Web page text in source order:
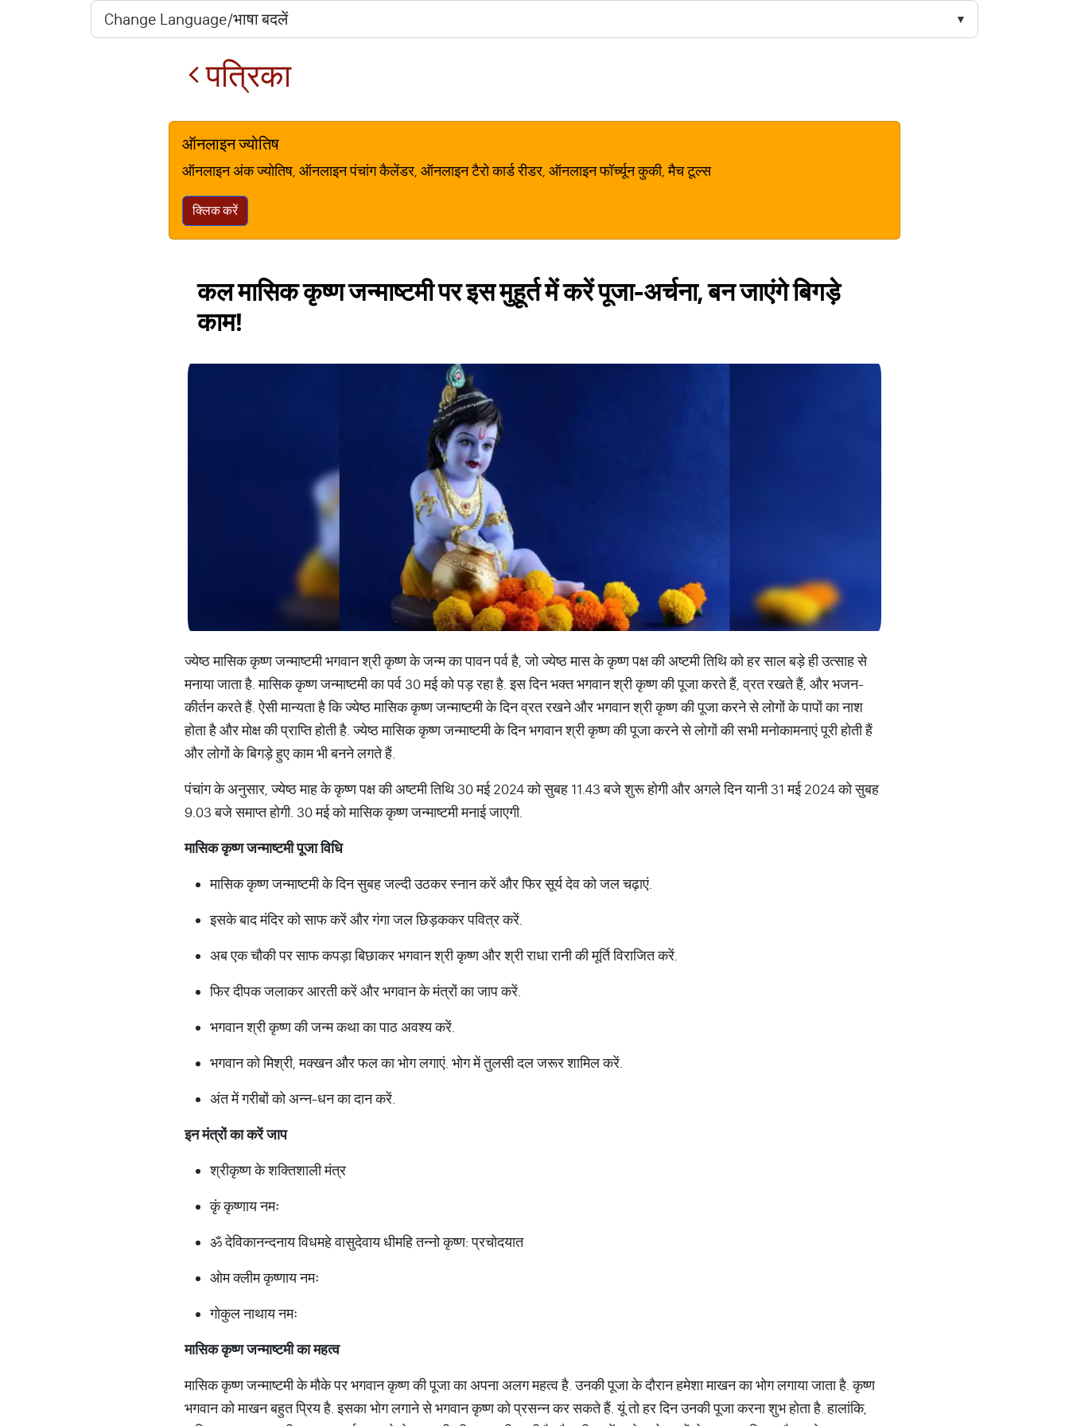
पत्रिका
ऑनलाइन ज्योतिष
ऑनलाइन अंक ज्योतिष, ऑनलाइन पंचांग कैलेंडर, ऑनलाइन टैरो कार्ड रीडर, ऑनलाइन फॉर्च्यून कुकी, मैच टूल्स
क्लिक करें
कल मासिक कृष्ण जन्माष्टमी पर इस मुहूर्त में करें पूजा-अर्चना, बन जाएंगे बिगड़े
काम!
ज्येष्ठ मासिक कृष्ण जन्माष्टमी भगवान श्री कृष्ण के जन्म का पावन पर्व है, जो ज्येष्ठ मास के कृष्ण पक्ष की अष्टमी तिथि को हर साल बड़े ही उत्साह से
मनाया जाता है. मासिक कृष्ण जन्माष्टमी का पर्व 30 मई को पड़ रहा है. इस दिन भक्त भगवान श्री कृष्ण की पूजा करते हैं, व्रत रखते हैं, और भजन-
कीर्तन करते हैं. ऐसी मान्यता है कि ज्येष्ठ मासिक कृष्ण जन्माष्टमी के दिन व्रत रखने और भगवान श्री कृष्ण की पूजा करने से लोगों के पापों का नाश
होता है और मोक्ष की प्राप्ति होती है. ज्येष्ठ मासिक कृष्ण जन्माष्टमी के दिन भगवान श्री कृष्ण की पूजा करने से लोगों की सभी मनोकामनाएं पूरी होती हैं
और लोगों के बिगड़े हुए काम भी बनने लगते हैं.
पंचांग के अनुसार, ज्येष्ठ माह के कृष्ण पक्ष की अष्टमी तिथि 30 मई 2024 को सुबह 11.43 बजे शुरू होगी और अगले दिन यानी 31 मई 2024 को सुबह
9.03 बजे समाप्त होगी. 30 मई को मासिक कृष्ण जन्माष्टमी मनाई जाएगी.
मासिक कृष्ण जन्माष्टमी पूजा विधि
मासिक कृष्ण जन्माष्टमी के दिन सुबह जल्दी उठकर स्नान करें और फिर सूर्य देव को जल चढ़ाएं.
इसके बाद मंदिर को साफ करें और गंगा जल छिड़ककर पवित्र करें.
अब एक चौकी पर साफ कपड़ा बिछाकर भगवान श्री कृष्ण और श्री राधा रानी की मूर्ति विराजित करें.
फिर दीपक जलाकर आरती करें और भगवान के मंत्रों का जाप करें.
भगवान श्री कृष्ण की जन्म कथा का पाठ अवश्य करें.
भगवान को मिश्री, मक्खन और फल का भोग लगाएं. भोग में तुलसी दल जरूर शामिल करें.
अंत में गरीबों को अन्न-धन का दान करें.
इन मंत्रों का करें जाप
श्रीकृष्ण के शक्तिशाली मंत्र
कृं कृष्णाय नमः
ॐ देविकानन्दनाय विधमहे वासुदेवाय धीमहि तन्नो कृष्ण: प्रचोदयात
ओम क्लीम कृष्णाय नमः
गोकुल नाथाय नमः
मासिक कृष्ण जन्माष्टमी का महत्व
मासिक कृष्ण जन्माष्टमी के मौके पर भगवान कृष्ण की पूजा का अपना अलग महत्व है. उनकी पूजा के दौरान हमेशा माखन का भोग लगाया जाता है. कृष्ण
भगवान को माखन बहुत प्रिय है. इसका भोग लगाने से भगवान कृष्ण को प्रसन्न कर सकते हैं. यूं तो हर दिन उनकी पूजा करना शुभ होता है. हालांकि,